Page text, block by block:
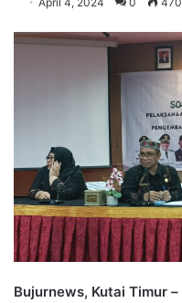
Bujurnews, Kutai Timur –